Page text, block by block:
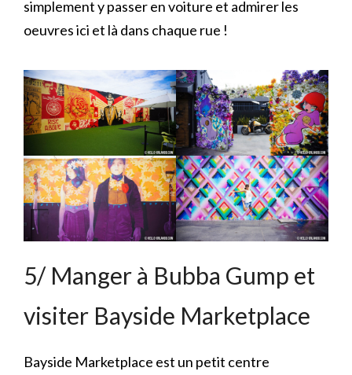
simplement y passer en voiture et admirer les
oeuvres ici et là dans chaque rue !
5/ Manger à Bubba Gump et
visiter Bayside Marketplace
Bayside Marketplace est un petit centre